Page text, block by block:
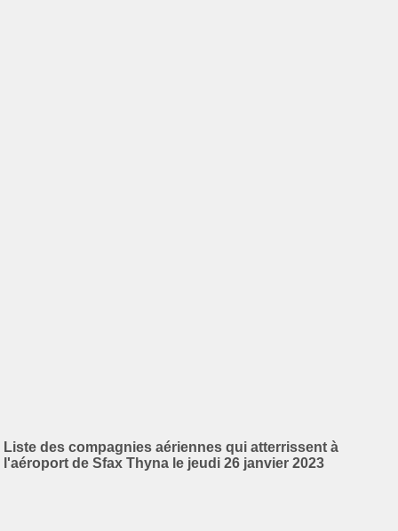
Liste des compagnies aériennes qui atterrissent à
l'aéroport de Sfax Thyna le jeudi 26 janvier 2023